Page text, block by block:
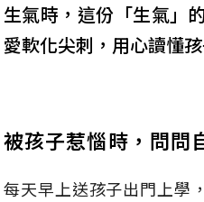
生氣時，這份「生氣」
愛軟化尖刺，用心讀懂
被孩子惹惱時，問問
每天早上送孩子出門上學